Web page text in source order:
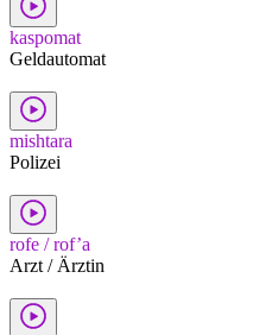
kaspomat
Geldautomat
mishtara
Polizei
rofe / rof’a
Arzt / Ärztin